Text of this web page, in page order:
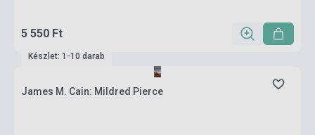
5 550 Ft
Készlet: 1-10 darab
James M. Cain: Mildred Pierce